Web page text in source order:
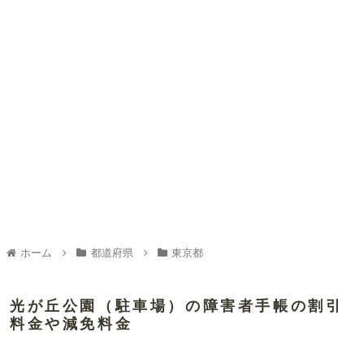
ホーム 都道府県 東京都
光が丘公園（駐車場）の障害者手帳の割引
料金や減免料金